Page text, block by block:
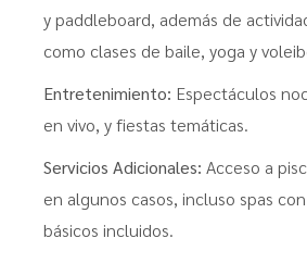
y paddleboard, además de
como clases de baile, yoga y
Entretenimiento: Espectáculos
en vivo, y fiestas temáticas.
Servicios Adicionales: Acceso a
en algunos casos, incluso spas
básicos incluidos.